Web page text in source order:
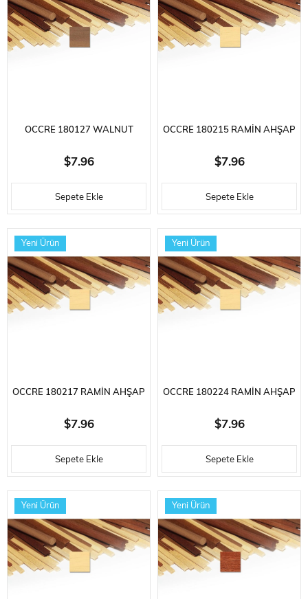
OCCRE 180127 WALNUT
AHŞAP ÇITA, 2X7X1000 MM.
10 ADET
$7.96
Sepete Ekle
OCCRE 180215 RAMIN AHŞAP
ÇITA, 1X5X1000 MM. 10 ADET
$7.96
Sepete Ekle
OCCRE 180217 RAMIN AHŞAP
ÇITA, 1X7X1000 MM. 10 ADET
$7.96
Sepete Ekle
Yeni Ürün
OCCRE 180224 RAMIN AHŞAP
ÇITA, 2X4X1000 MM. 10 ADET
$7.96
Sepete Ekle
Yeni Ürün
Yeni Ürün Yeni Ürün